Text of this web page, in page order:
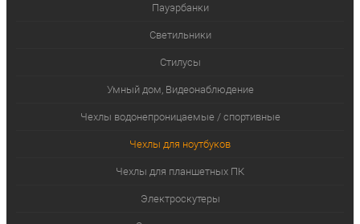
Пауэрбанки
Светильники
Стилусы
Умный дом, Видеонаблюдение
Чехлы водонепроницаемые / спортивные
Чехлы для ноутбуков
Чехлы для планшетных ПК
Электроскутеры